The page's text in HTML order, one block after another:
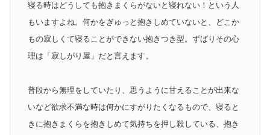
寝る時はどうしても抱きまくらがないと寝れない！という人
もいますよね。何かをぎゅっと抱きしめていないと、どこか
もの寂しくて寝ることができない抱きつき型。ずばりその心
理は「寂しがり屋」だと言えます。
普段から無理をしていたり、思うように甘えることが出来な
いなど欲求不満な時は何かにすがりたくなるもので、寝ると
きに抱きまくらを抱きしめて気持ちを押し殺している、抱き